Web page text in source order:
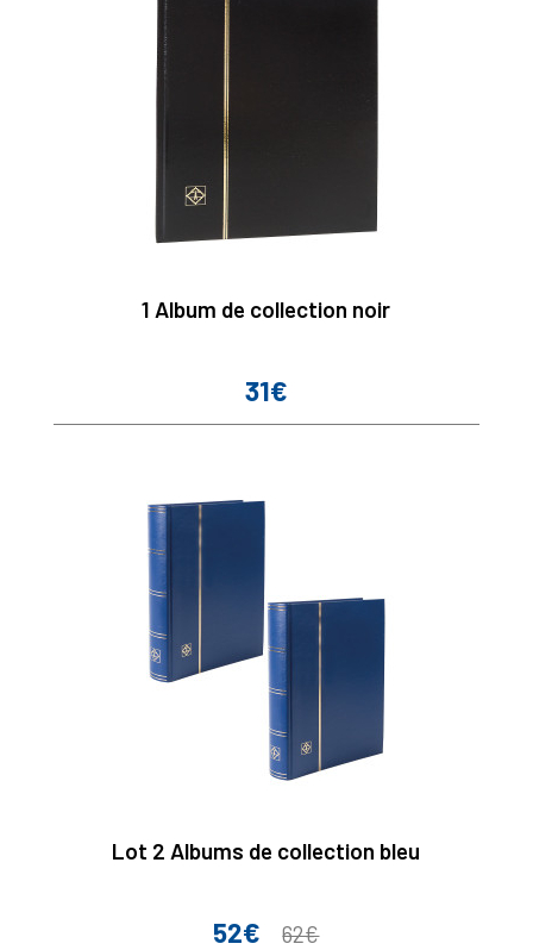
1 Album de collection noir
Prix
31€
Lot 2 Albums de collection bleu
Prix
52€
Prix
62€